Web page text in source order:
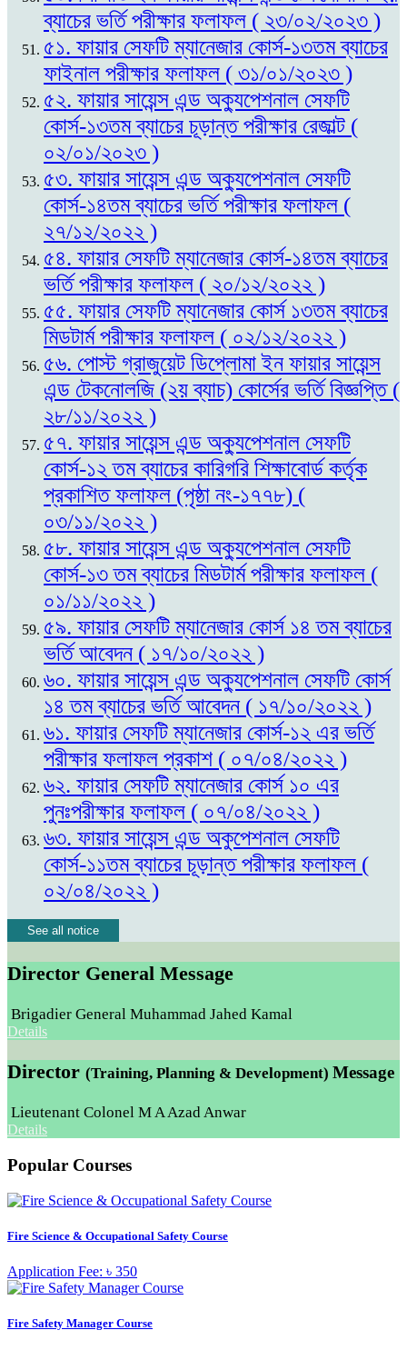
ব্যাচের ভর্তি পরীক্ষার ফলাফল ( ২৩/০২/২০২৩ )
৫১. ফায়ার সেফটি ম্যানেজার কোর্স-১৩তম ব্যাচের
ফাইনাল পরীক্ষার ফলাফল ( ৩১/০১/২০২৩ )
৫২. ফায়ার সায়েন্স এন্ড অক্যুপেশনাল সেফটি
কোর্স-১৩তম ব্যাচের চূড়ান্ত পরীক্ষার রেজাল্ট (
০২/০১/২০২৩ )
৫৩. ফায়ার সায়েন্স এন্ড অক্যুপেশনাল সেফটি
কোর্স-১৪তম ব্যাচের ভর্তি পরীক্ষার ফলাফল (
২৭/১২/২০২২ )
৫৪. ফায়ার সেফটি ম্যানেজার কোর্স-১৪তম ব্যাচের
ভর্তি পরীক্ষার ফলাফল ( ২০/১২/২০২২ )
৫৫. ফায়ার সেফটি ম্যানেজার কোর্স ১৩তম ব্যাচের
মিডটার্ম পরীক্ষার ফলাফল ( ০২/১২/২০২২ )
৫৬. পোস্ট গ্রাজুয়েট ডিপ্লোমা ইন ফায়ার সায়েন্স
এন্ড টেকনোলজি (২য় ব্যাচ) কোর্সের ভর্তি বিজ্ঞপ্তি (
২৮/১১/২০২২ )
৫৭. ফায়ার সায়েন্স এন্ড অক্যুপেশনাল সেফটি
কোর্স-১২ তম ব্যাচের কারিগরি শিক্ষাবোর্ড কর্তৃক
প্রকাশিত ফলাফল (পৃষ্ঠা নং-১৭৭৮) (
০৩/১১/২০২২ )
৫৮. ফায়ার সায়েন্স এন্ড অক্যুপেশনাল সেফটি
কোর্স-১৩ তম ব্যাচের মিডটার্ম পরীক্ষার ফলাফল (
০১/১১/২০২২ )
৫৯. ফায়ার সেফটি ম্যানেজার কোর্স ১৪ তম ব্যাচের
ভর্তি আবেদন ( ১৭/১০/২০২২ )
৬০. ফায়ার সায়েন্স এন্ড অক্যুপেশনাল সেফটি কোর্স
১৪ তম ব্যাচের ভর্তি আবেদন ( ১৭/১০/২০২২ )
৬১. ফায়ার সেফটি ম্যানেজার কোর্স-১২ এর ভর্তি
পরীক্ষার ফলাফল প্রকাশ ( ০৭/০৪/২০২২ )
৬২. ফায়ার সেফটি ম্যানেজার কোর্স ১০ এর
পুনঃপরীক্ষার ফলাফল ( ০৭/০৪/২০২২ )
৬৩. ফায়ার সায়েন্স এন্ড অকুপেশনাল সেফটি
কোর্স-১১তম ব্যাচের চূড়ান্ত পরীক্ষার ফলাফল (
০২/০৪/২০২২ )
See all notice
Director General Message
Brigadier General Muhammad Jahed Kamal
Details
Director (Training, Planning & Development) Message
Lieutenant Colonel M A Azad Anwar
Details
Popular Courses
Fire Science & Occupational Safety Course
Application Fee: ৳ 350
Fire Safety Manager Course